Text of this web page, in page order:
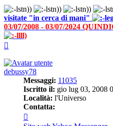
visitate "in cerca di mani"
03/07/2008 - 03/07/2024
debussy78
Messaggi: 11035
Iscritto il: gio lug 03, 2008
Località: l'Universo
Contatta:
debussy78